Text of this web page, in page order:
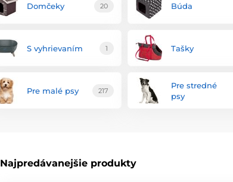
Domčeky 20 Búda
S vyhrievaním 1 Tašky
Pre malé psy 217
Pre stredné
psy
Najpredávanejšie produkty